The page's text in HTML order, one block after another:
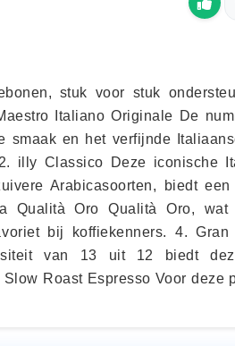
stuk voor stuk
Italiano Originale De
smaak en het verfijnde
illy Classico Deze iconische
Arabicasoorten, biedt
Qualità Oro Qualità Oro, wat
bij koffiekenners. 4. Gran
van 13 uit 12 biedt
Roast Espresso Voor deze